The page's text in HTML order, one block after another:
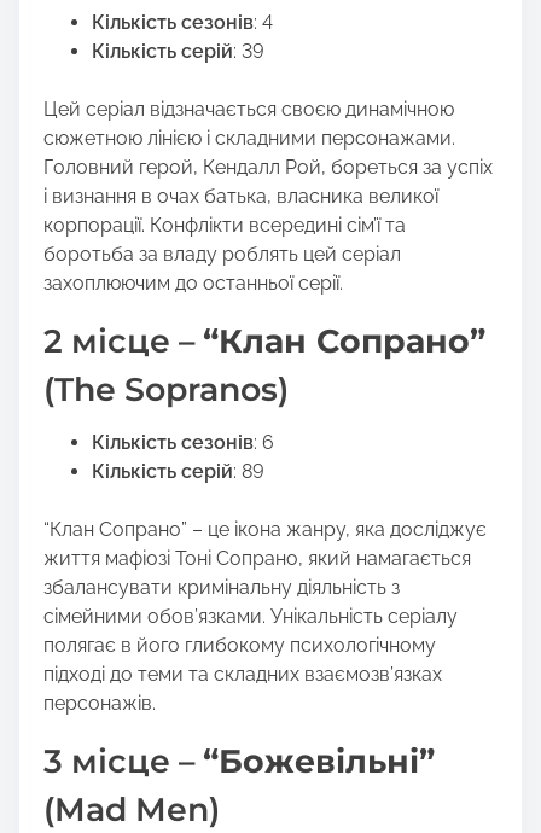
Кількість сезонів: 4
Кількість серій: 39
Цей серіал відзначається своєю динамічною
сюжетною лінією і складними персонажами.
Головний герой, Кендалл Рой, бореться за успіх
і визнання в очах батька, власника великої
корпорації. Конфлікти всередині сім’ї та
боротьба за владу роблять цей серіал
захоплюючим до останньої серії.
2 місце – “Клан Сопрано”
(The Sopranos)
Кількість сезонів: 6
Кількість серій: 89
“Клан Сопрано” – це ікона жанру, яка досліджує
життя мафіозі Тоні Сопрано, який намагається
збалансувати кримінальну діяльність з
сімейними обов’язками. Унікальність серіалу
полягає в його глибокому психологічному
підході до теми та складних взаємозв’язках
персонажів.
3 місце – “Божевільні”
(Mad Men)